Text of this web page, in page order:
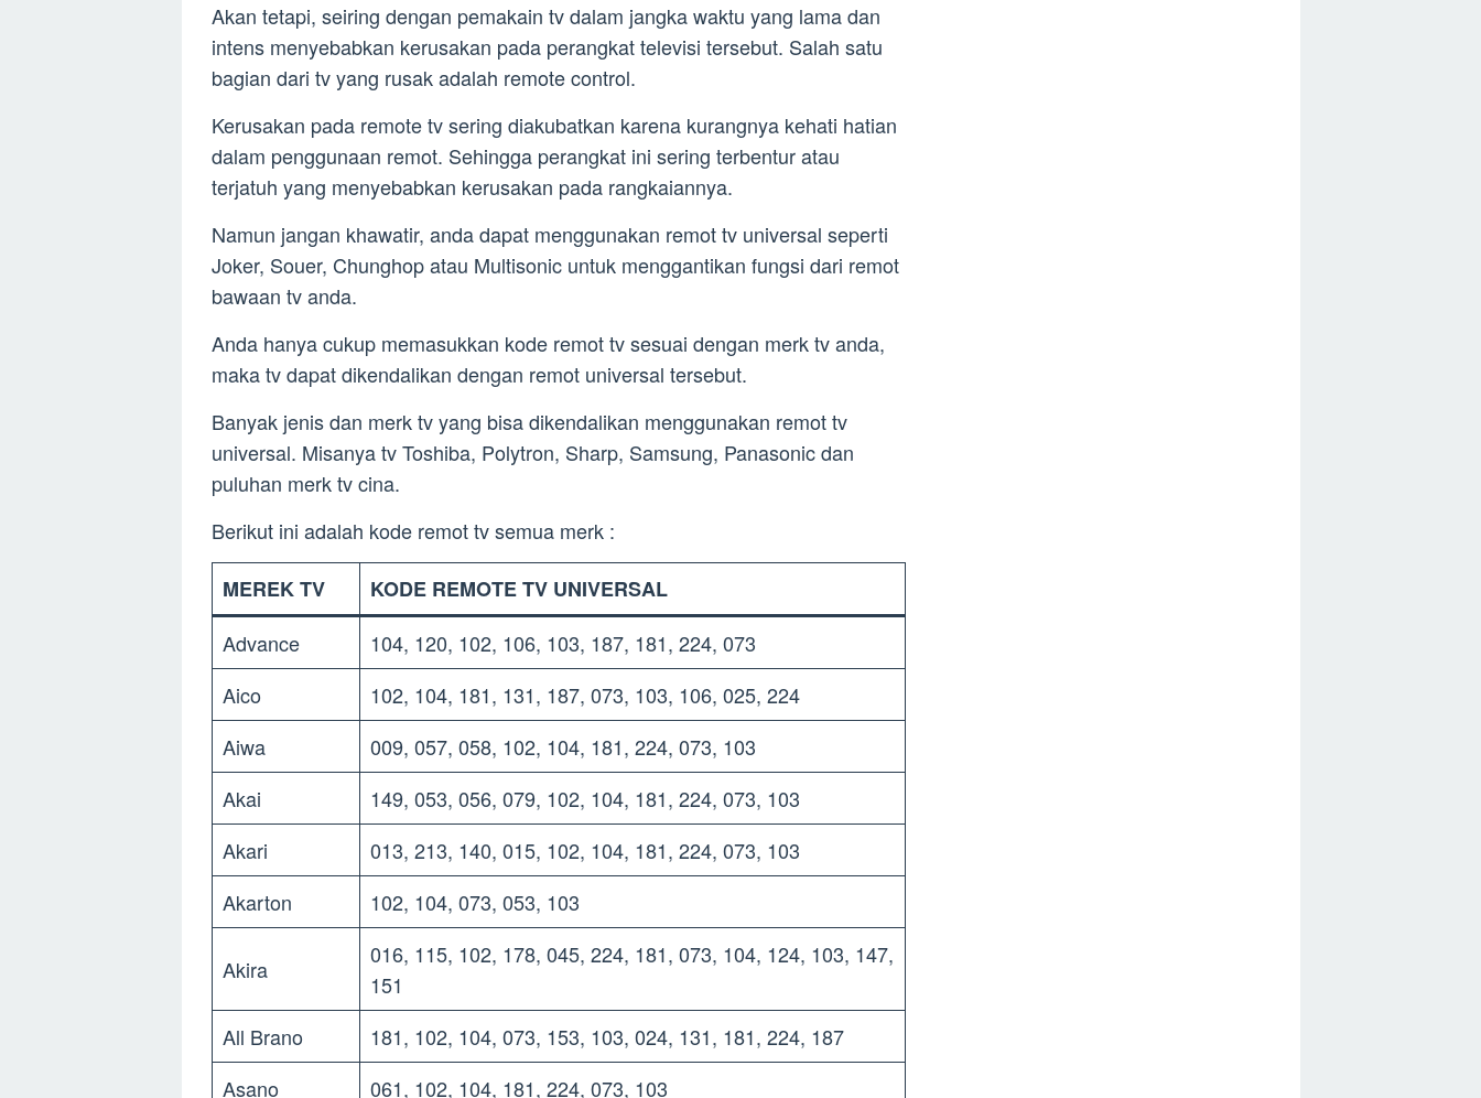
Akan tetapi, seiring dengan pemakain tv dalam jangka waktu yang lama dan
intens menyebabkan kerusakan pada perangkat televisi tersebut. Salah satu
bagian dari tv yang rusak adalah remote control.
Kerusakan pada remote tv sering diakubatkan karena kurangnya kehati hatian
dalam penggunaan remot. Sehingga perangkat ini sering terbentur atau
terjatuh yang menyebabkan kerusakan pada rangkaiannya.
Namun jangan khawatir, anda dapat menggunakan remot tv universal seperti
Joker, Souer, Chunghop atau Multisonic untuk menggantikan fungsi dari remot
bawaan tv anda.
Anda hanya cukup memasukkan kode remot tv sesuai dengan merk tv anda,
maka tv dapat dikendalikan dengan remot universal tersebut.
Banyak jenis dan merk tv yang bisa dikendalikan menggunakan remot tv
universal. Misanya tv Toshiba, Polytron, Sharp, Samsung, Panasonic dan
puluhan merk tv cina.
Berikut ini adalah kode remot tv semua merk :
MEREK TV
KODE REMOTE TV UNIVERSAL
Advance
104, 120, 102, 106, 103, 187, 181, 224, 073
Aico
102, 104, 181, 131, 187, 073, 103, 106, 025, 224
Aiwa
009, 057, 058, 102, 104, 181, 224, 073, 103
Akai
149, 053, 056, 079, 102, 104, 181, 224, 073, 103
Akari
013, 213, 140, 015, 102, 104, 181, 224, 073, 103
Akarton
102, 104, 073, 053, 103
Akira
016, 115, 102, 178, 045, 224, 181, 073, 104, 124, 103, 147,
151
All Brano
181, 102, 104, 073, 153, 103, 024, 131, 181, 224, 187
Asano
061, 102, 104, 181, 224, 073, 103